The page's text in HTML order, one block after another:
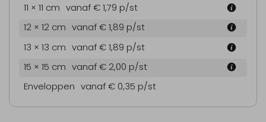
11 × 11 cm vanaf € 1,79 p/st
12 × 12 cm vanaf € 1,89 p/st
13 × 13 cm vanaf € 1,89 p/st
15 × 15 cm vanaf € 2,00 p/st
Enveloppen vanaf € 0,35 p/st